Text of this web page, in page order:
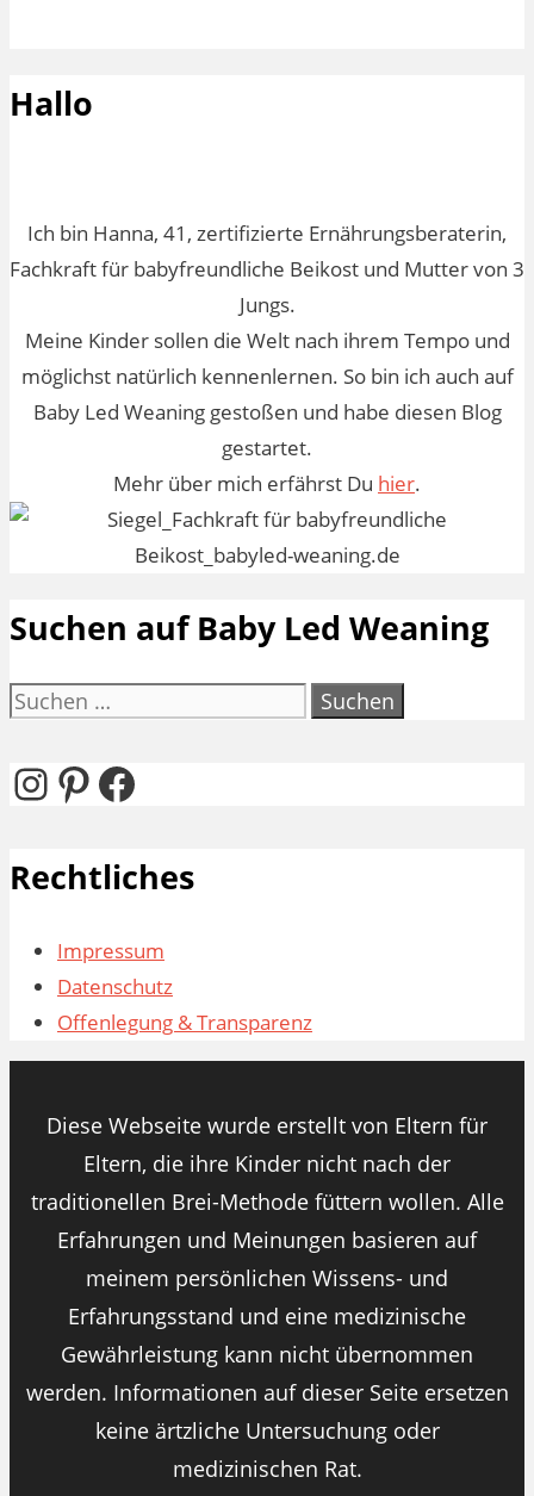
Hallo
Ich bin Hanna, 41, zertifizierte Ernährungsberaterin,
Fachkraft für babyfreundliche Beikost und Mutter von 3
Jungs.
Meine Kinder sollen die Welt nach ihrem Tempo und
möglichst natürlich kennenlernen. So bin ich auch auf
Baby Led Weaning gestoßen und habe diesen Blog
gestartet.
Mehr über mich erfährst Du hier.
Suchen auf Baby Led Weaning
Suchen
Instagram
Pinterest
Facebook
Rechtliches
Impressum
Datenschutz
Offenlegung & Transparenz
Diese Webseite wurde erstellt von Eltern für
Eltern, die ihre Kinder nicht nach der
traditionellen Brei-Methode füttern wollen. Alle
Erfahrungen und Meinungen basieren auf
meinem persönlichen Wissens- und
Erfahrungsstand und eine medizinische
Gewährleistung kann nicht übernommen
werden. Informationen auf dieser Seite ersetzen
keine ärtzliche Untersuchung oder
medizinischen Rat.